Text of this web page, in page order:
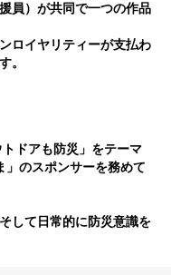
員）が共同で一つの作品
ロイヤリティーが支払わ
。
トドアも防災」をテーマ
」のスポンサーを務めて
して日常的に防災意識を